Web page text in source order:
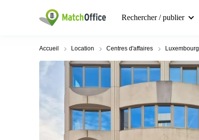
Rechercher / publier
Accueil Location Centres d'affaires Luxembourg